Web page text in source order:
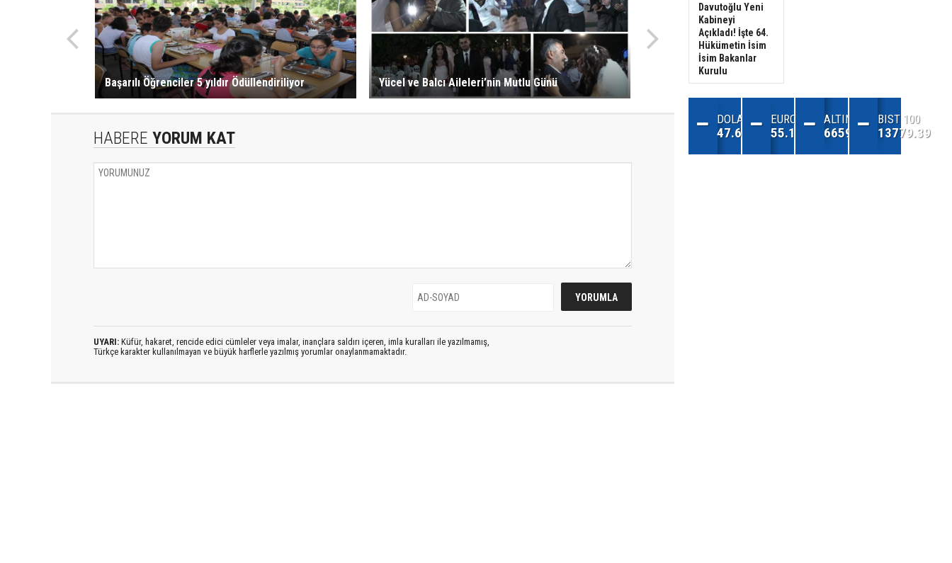
Başarılı Öğrenciler 5 yıldır Ödüllendiriliyor Yücel ve Balcı Aileleri’nin Mutlu Günü
HABERE YORUM KAT
UYARI: Küfür, hakaret, rencide edici cümleler veya imalar, inançlara saldırı içeren, imla kuralları ile yazılmamış,
Türkçe karakter kullanılmayan ve büyük harflerle yazılmış yorumlar onaylanmamaktadır.
Davutoğlu Yeni
Kabineyi
Açıkladı! İşte 64.
Hükümetin İsim
İsim Bakanlar
Kurulu
DOLAR
47.68
EURO
55.13
ALTIN
6659.74
BIST 100
13779.39